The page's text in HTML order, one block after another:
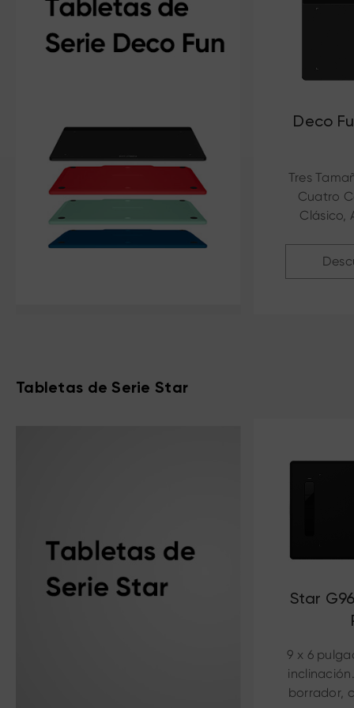
Deco
Tres
Cuatro
Clásico,
Tabletas de Serie Star
Star
9 x 6
borrador,